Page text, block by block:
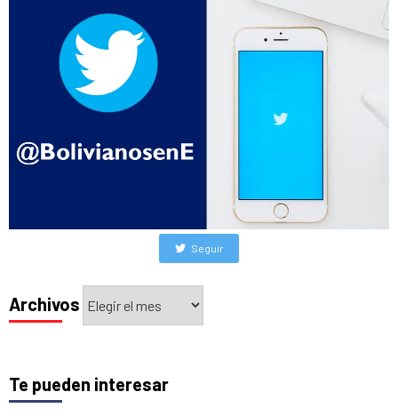
Seguir
Archivos
Archivos
Te pueden interesar